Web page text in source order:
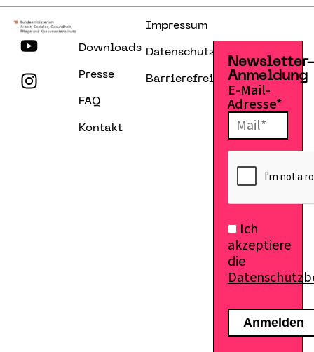
Downloads
Presse
FAQ
Kontakt
Impressum
Datenschutzerklärung
Barrierefreiheitserklärung
Anmeldung
E-Mail-
Adresse*
Ich
akzeptiere
die